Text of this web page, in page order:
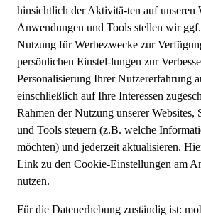
hinsichtlich der Aktivitä-ten auf unseren
Anwendungen und Tools stellen wir
Nutzung für Werbezwecke zur
persönlichen Einstel-lungen zur
Personalisierung Ihrer Nutzererfahrung
einschließlich auf Ihre Interessen
Rahmen der Nutzung unserer Websites,
und Tools steuern (z.B. welche
möchten) und jederzeit aktualisieren.
Link zu den Cookie-Einstellungen am
nutzen.
Für die Datenerhebung zuständig ist: